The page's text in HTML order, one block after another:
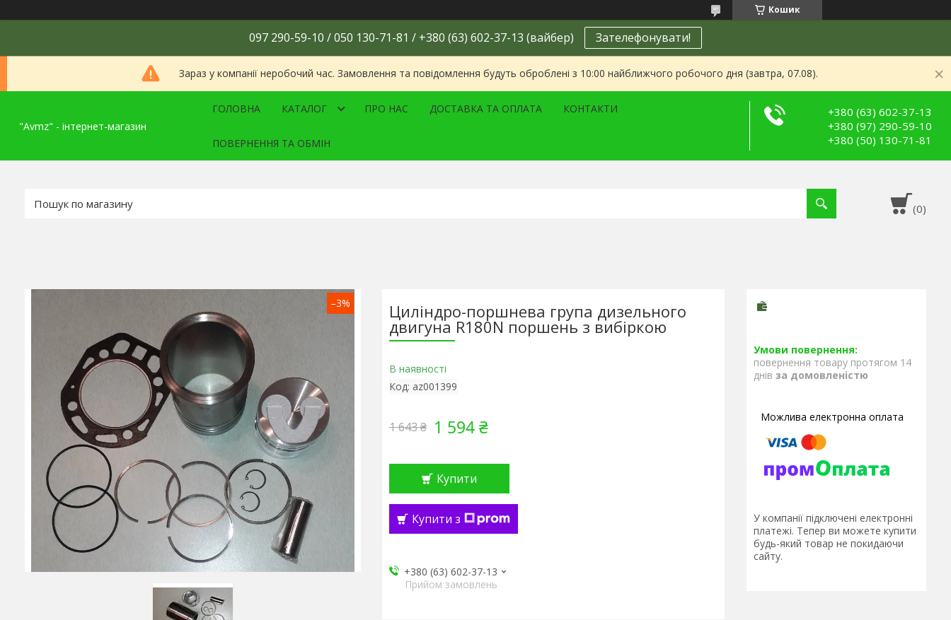
Кошик
097 290-59-10 / 050 130-71-81 / +380 (63) 602-37-13 (вайбер) Зателефонувати!
Зараз у компанії неробочий час. Замовлення та повідомлення будуть оброблені з 10:00 найближчого робочого дня (завтра, 07.08).
"Avmz" - інтернет-магазин
ГОЛОВНА КАТАЛОГ ПРО НАС ДОСТАВКА ТА ОПЛАТА КОНТАКТИ
ПОВЕРНЕННЯ ТА ОБМІН
+380 (63) 602-37-13
+380 (97) 290-59-10
+380 (50) 130-71-81
–3% Циліндро-поршнева група дизельного
двигуна R180N поршень з вибіркою
В наявності
Код: az001399
1 643 ₴ 1 594 ₴
Купити
Купити з
+380 (63) 602-37-13
Прийом замовлень
повернення товару протягом 14
днів за домовленістю
У компанії підключені електронні
платежі. Тепер ви можете купити
будь-який товар не покидаючи
сайту.